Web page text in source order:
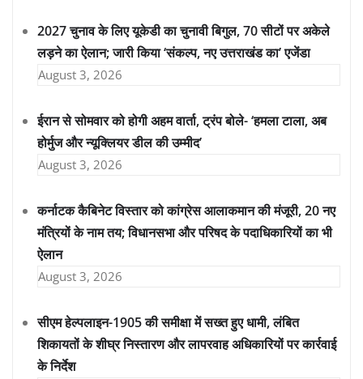
2027 चुनाव के लिए यूकेडी का चुनावी बिगुल, 70 सीटों पर अकेले
लड़ने का ऐलान; जारी किया ‘संकल्प, नए उत्तराखंड का’ एजेंडा
August 3, 2026
ईरान से सोमवार को होगी अहम वार्ता, ट्रंप बोले- ‘हमला टाला, अब
होर्मुज और न्यूक्लियर डील की उम्मीद’
August 3, 2026
कर्नाटक कैबिनेट विस्तार को कांग्रेस आलाकमान की मंजूरी, 20 नए
मंत्रियों के नाम तय; विधानसभा और परिषद के पदाधिकारियों का भी
ऐलान
August 3, 2026
सीएम हेल्पलाइन-1905 की समीक्षा में सख्त हुए धामी, लंबित
शिकायतों के शीघ्र निस्तारण और लापरवाह अधिकारियों पर कार्रवाई
के निर्देश